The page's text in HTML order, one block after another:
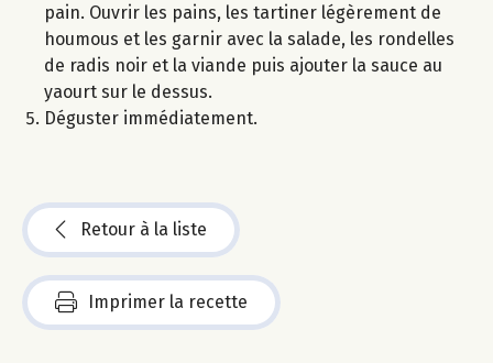
pain. Ouvrir les pains, les tartiner légèrement de
houmous et les garnir avec la salade, les rondelles
de radis noir et la viande puis ajouter la sauce au
yaourt sur le dessus.
Déguster immédiatement.
Retour à la liste
Imprimer la recette